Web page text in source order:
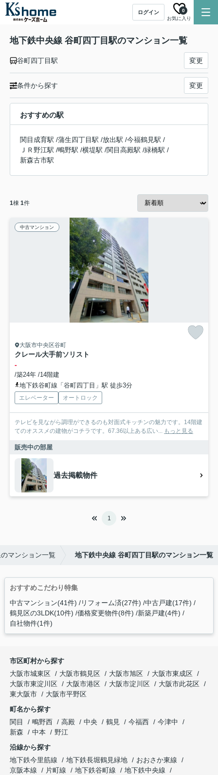
ログイン
お気に入り
0
地下鉄中央線 谷町四丁目駅のマンション一覧
谷町四丁目駅 変更
条件から探す 変更
おすすめの駅
関目成育駅 /蒲生四丁目駅 /放出駅 /今福鶴見駅 /
ＪＲ野江駅 /鴫野駅 /横堤駅 /関目高殿駅 /緑橋駅 /
新森古市駅
1棟 1件
中古マンション
大阪市中央区谷町
クレール大手前ソリスト
-
/築24年 /14階建
地下鉄谷町線「谷町四丁目」駅 徒歩3分
エレベーター オートロック
テレビを見ながら調理ができるのも対面式キッチンの魅力です。14階建
てのオススメの建物がコチラです。67.36以上ある広い... もっと見る
販売中の部屋
過去掲載物件
1
マンション一覧 地下鉄中央線 谷町四丁目駅のマンション一覧
おすすめこだわり特集
中古マンション(41件) リフォーム済(27件) 中古戸建(17件)
鶴見区の3LDK(10件) 価格変更物件(8件) 新築戸建(4件)
自社物件(1件)
市区町村から探す
大阪市城東区
大阪市鶴見区 大阪市旭区
大阪市東成区
大阪市東淀川区
大阪市港区 大阪市淀川区
大阪市此花区
東大阪市
大阪市平野区
町名から探す
関目
鴫野西 高殿 中央 鶴見 今福西
今津中
新森
中本
野江
沿線から探す
地下鉄今里筋線
地下鉄長堀鶴見緑地
おおさか東線
京阪本線
片町線 地下鉄谷町線
地下鉄中央線